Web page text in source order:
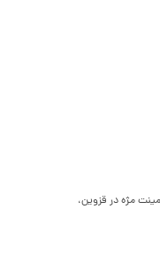
مژه در قزوین،